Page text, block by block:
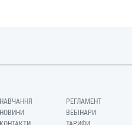
НАВЧАННЯ
НОВИНИ
РЕГЛАМЕНТ
ВЕБІНАРИ